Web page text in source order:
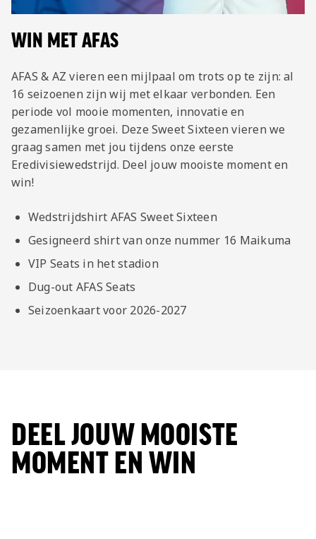
Jong AZ
Seizoenkaart
WIN MET AFAS
AFAS & AZ vieren een mijlpaal om trots op te zijn: al
16 seizoenen zijn wij met elkaar verbonden. Een
periode vol mooie momenten, innovatie en
gezamenlijke groei. Deze Sweet Sixteen vieren we
graag samen met jou tijdens onze eerste
Eredivisiewedstrijd. Deel jouw mooiste moment en
win!
Wedstrijdshirt AFAS Sweet Sixteen
Gesigneerd shirt van onze nummer 16 Maikuma
VIP Seats in het stadion
Dug-out AFAS Seats
Seizoenkaart voor 2026-2027
DEEL JOUW MOOISTE
MOMENT EN WIN